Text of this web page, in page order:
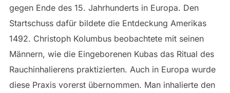
gegen Ende des 15. Jahrhunderts in Europa. Den
Startschuss dafür bildete die Entdeckung Amerikas
1492. Christoph Kolumbus beobachtete mit seinen
Männern, wie die Eingeborenen Kubas das Ritual des
Rauchinhalierens praktizierten. Auch in Europa wurde
diese Praxis vorerst übernommen. Man inhalierte den